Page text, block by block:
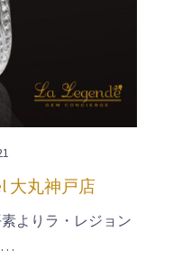
大丸神戸店
よりラ・レジョン
…